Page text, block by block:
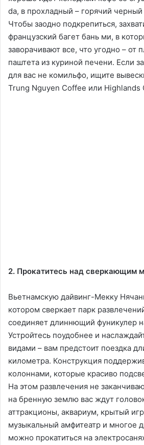
da, в прохладный – горячий
Чтобы заодно подкрепиться,
французский багет бань ми, в
заворачивают все, что угодно – от
паштета из куриной печени. Если
для вас не комильфо, ищите
Trung Nguyen Coffee или Highlands
2. Прокатитесь над сверкающим
Вьетнамскую дайвинг-Мекку
котором сверкает парк
соединяет длиннющий фуникулер
Устройтесь поудобнее и
видами – вам предстоит поездка
километра. Конструкция
колоннами, которые красиво
На этом развлечения не
на бренную землю вас ждут
аттракционы, аквариум, крытый
музыкальный амфитеатр и многое
можно прокатиться на